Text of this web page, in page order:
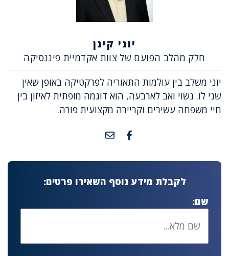
יוני קינן
חלק מהלב הפועם של צוות אקדמיית פיננסיקה
יוני משלב בין עולמות התאוריה לפרקטיקה באופן שאין
שני לו. נשוי ואב לארבעה, הוא דוגמה מופתית לאיזון בין
חיי משפחה עשירים וקריירה מקצועית פורה.
לקבלת מידע נוסף השאירו פרטים:
שם: